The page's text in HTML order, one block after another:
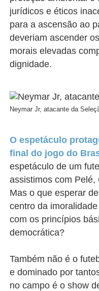
jurídicos e éticos
para a ascensão ao
deveriam ascender
morais elevadas
dignidade.
Neymar Jr, atacante da
O espetáculo
final do jogo do
espetáculo de um
assistimos com
Mas o que esperar
centro da
com os princípios
democrática?
Também não é o
e dominado por
no campo é o show